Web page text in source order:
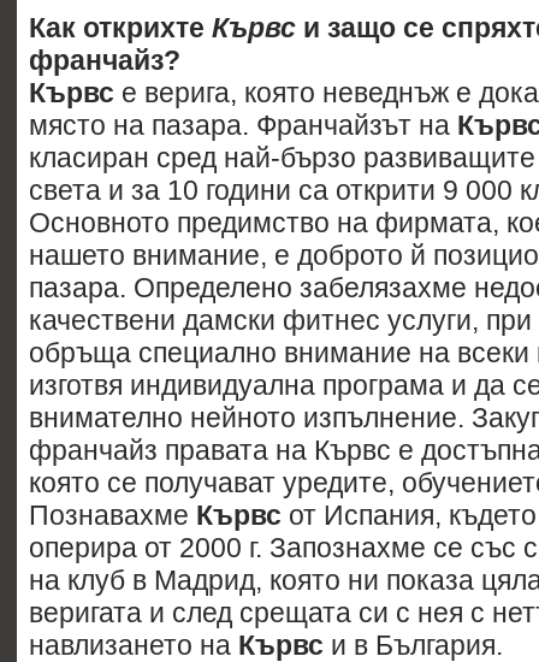
Как открихте Кървс и защо се
франчайз?
Кървс е верига, която неведнъж е
място на пазара. Франчайзът на
класиран сред най-бързо
света и за 10 години са открити 9 000
Основното предимство на фирмата,
нашето внимание, е доброто й
пазара. Определено забелязахме
качествени дамски фитнес услуги,
обръща специално внимание на всеки
изготвя индивидуална програма и да
внимателно нейното изпълнение.
франчайз правата на Кървс е
която се получават уредите,
Познавахме Кървс от Испания,
оперира от 2000 г. Запознахме се със
на клуб в Мадрид, която ни показа
веригата и след срещата си с нея с
навлизането на Кървс и в България.